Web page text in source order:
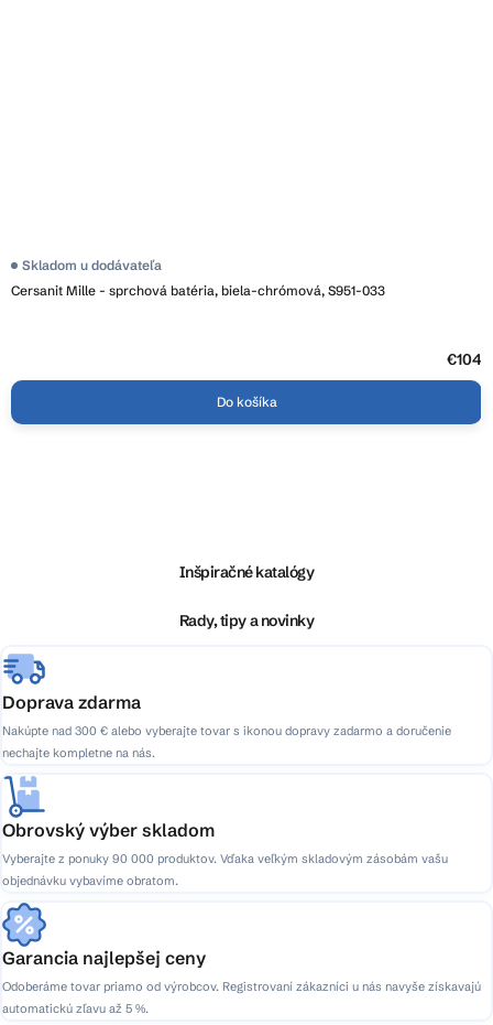
Cersanit Mille - sprchová batéria, biela-chrómová, S951-033
Skladom u dodávateľa
€104
Do košíka
e
Inšpiračné katalógy
Rady, tipy a novinky
Doprava zdarma
Nakúpte nad 300 € alebo vyberajte tovar s ikonou dopravy zadarmo a doručenie
nechajte kompletne na nás.
Obrovský výber skladom
Vyberajte z ponuky 90 000 produktov. Vďaka veľkým skladovým zásobám vašu
objednávku vybavíme obratom.
Garancia najlepšej ceny
Odoberáme tovar priamo od výrobcov. Registrovaní zákazníci u nás navyše získavajú
automatickú zľavu až 5 %.